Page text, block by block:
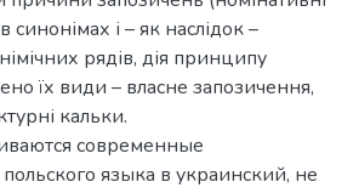
і – як наслідок –
рядів, дія принципу
їх види – власне запозичення,
кальки.
современные
языка в украинский, не